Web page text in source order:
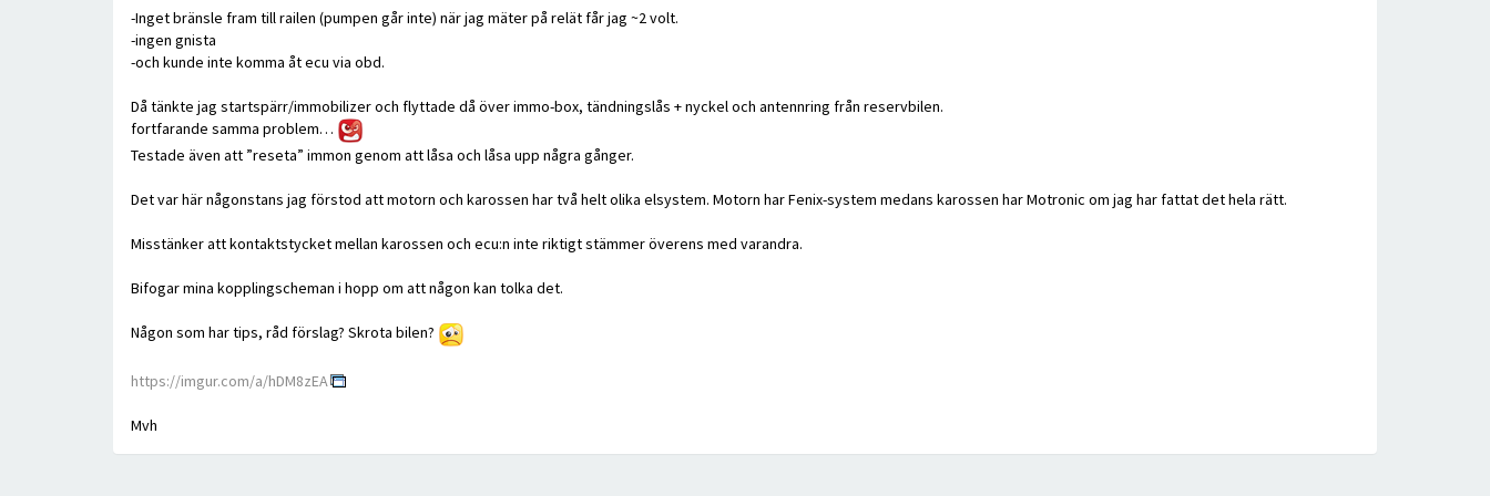
-Inget bränsle fram till railen (pumpen går inte) när jag mäter på relät får jag ~2 volt.
-ingen gnista
-och kunde inte komma åt ecu via obd.
Då tänkte jag startspärr/immobilizer och flyttade då över immo-box, tändningslås + nyckel och antennring från reservbilen.
fortfarande samma problem…
Testade även att ”reseta” immon genom att låsa och låsa upp några gånger.
Det var här någonstans jag förstod att motorn och karossen har två helt olika elsystem. Motorn har Fenix-system medans karossen har Motronic om jag har fattat det hela rätt.
Misstänker att kontaktstycket mellan karossen och ecu:n inte riktigt stämmer överens med varandra.
Bifogar mina kopplingscheman i hopp om att någon kan tolka det.
Någon som har tips, råd förslag? Skrota bilen?
https://imgur.com/a/hDM8zEA
Mvh